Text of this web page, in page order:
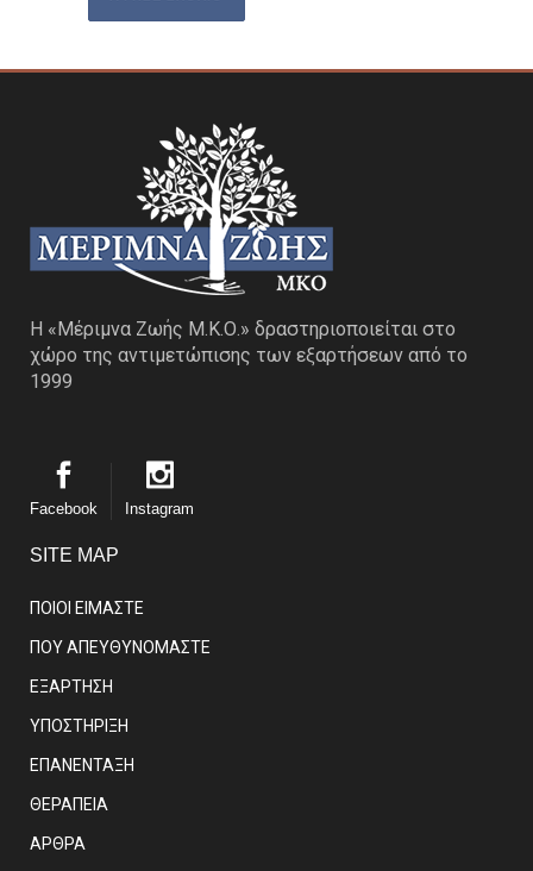
Η «Μέριμνα Ζωής Μ.Κ.Ο.» δραστηριοποιείται στο
χώρο της αντιμετώπισης των εξαρτήσεων από το
1999
Facebook Instagram
SITE MAP
ΠΟΙΟΙ ΕΙΜΑΣΤE
ΠΟΥ ΑΠΕΥΘΥΝΟΜΑΣΤΕ
ΕΞΑΡΤΗΣΗ
ΥΠΟΣΤΗΡΙΞΗ
ΕΠΑΝΕΝΤΑΞΗ
ΘΕΡΑΠΕΙΑ
ΑΡΘΡΑ